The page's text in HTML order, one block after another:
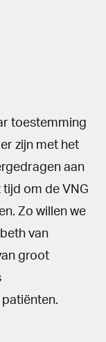
toestemming
zijn met het
aan
om de VNG
Zo willen we
van
groot